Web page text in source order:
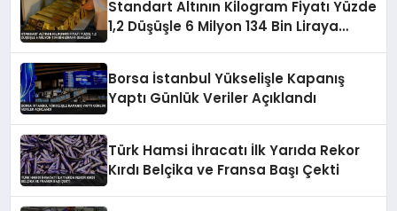
Standart Altının Kilogram Fiyatı Yüzde
1,2 Düşüşle 6 Milyon 134 Bin Liraya
Borsa İstanbul Yükselişle Kapanış
Yaptı Günlük Veriler Açıklandı
Türk Hamsi İhracatı İlk Yarıda Rekor
Kırdı Belçika ve Fransa Başı Çekti